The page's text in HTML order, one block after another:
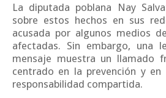
La diputada poblana Nay
sobre estos hechos en sus
acusada por algunos medios
afectadas. Sin embargo, una
mensaje muestra un llamado
centrado en la prevención y
responsabilidad compartida.